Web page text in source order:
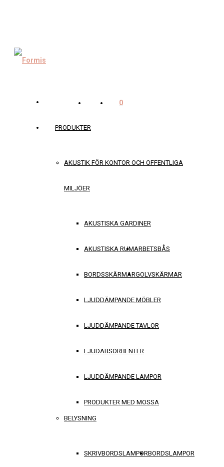
PRODUKTER
AKUSTIK FÖR KONTOR OCH OFFENTLIGA
MILJÖER
AKUSTISKA GARDINER
AKUSTISKA RUMARBETSBÅS
BORDSSKÄRMARGOLVSKÄRMAR
LJUDDÄMPANDE MÖBLER
LJUDDÄMPANDE TAVLOR
LJUDABSORBENTER
LJUDDÄMPANDE LAMPOR
PRODUKTER MED MOSSA
BELYSNING
SKRIVBORDSLAMPORBORDSLAMPOR
0